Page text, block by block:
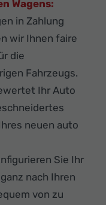
Wagens:
in Zahlung
wir Ihnen faire
die
Fahrzeugs.
Ihr Auto
neuen auto
Sie Ihr
nach Ihren
von zu